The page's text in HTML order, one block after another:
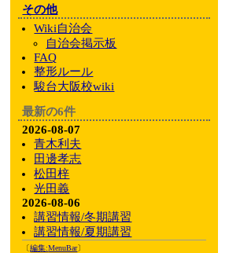
その他
Wiki自治会
自治会掲示板
FAQ
整形ルール
駿台大阪校wiki
最新の6件
2026-08-07
青木利夫
田邊孝志
松田梓
光田義
2026-08-06
講習情報/冬期講習
講習情報/夏期講習
〔編集:MenuBar〕